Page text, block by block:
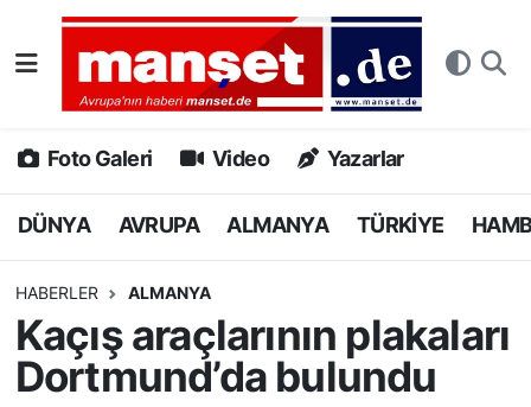
Foto Galeri Video Yazarlar
DÜNYA AVRUPA ALMANYA TÜRKİYE
HABERLER ALMANYA
Kaçış araçlarının plakaları
Dortmund’da bulundu
DÜNYA
AVRUPA
ALMANYA
HAMBURG
SPOR
Nöbetçi Eczaneler
Hava Durumu
Namaz Vakitleri
Puan Durumu ve Fikstür
Tüm Manşetler